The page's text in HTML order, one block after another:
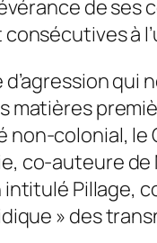
de
à
matières
non-colonial, le
co-auteure
Pillage,
» des